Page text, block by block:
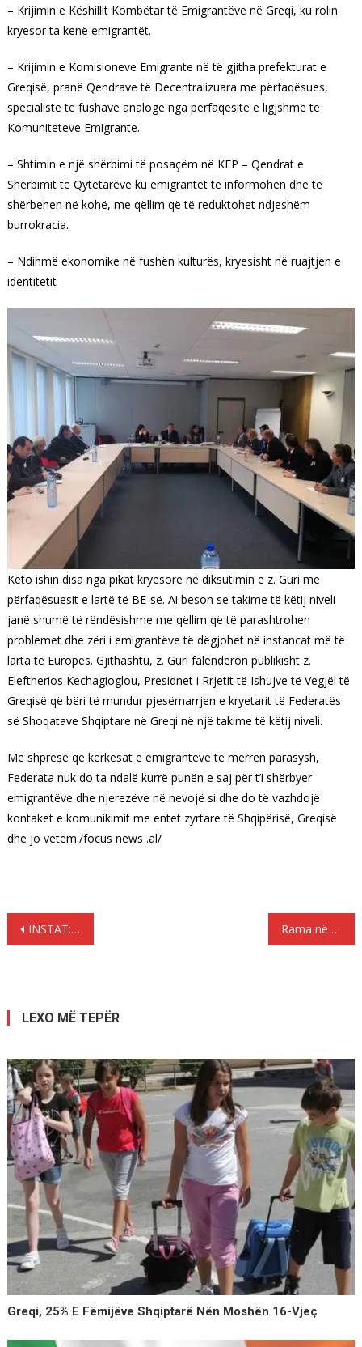
– Krijimin e Këshillit Kombëtar të Emigrantëve në Greqi, ku rolin
kryesor ta kenë emigrantët.
– Krijimin e Komisioneve Emigrante në të gjitha prefekturat e
Greqisë, pranë Qendrave të Decentralizuara me përfaqësues,
specialistë të fushave analoge nga përfaqësitë e ligjshme të
Komuniteteve Emigrante.
– Shtimin e një shërbimi të posaçëm në KEP – Qendrat e
Shërbimit të Qytetarëve ku emigrantët të informohen dhe të
shërbehen në kohë, me qëllim që të reduktohet ndjeshëm
burrokracia.
– Ndihmë ekonomike në fushën kulturës, kryesisht në ruajtjen e
identitetit
Këto ishin disa nga pikat kryesore në diksutimin e z. Guri me
përfaqësuesit e lartë të BE-së. Ai beson se takime të këtij niveli
janë shumë të rëndësishme me qëllim që të parashtrohen
problemet dhe zëri i emigrantëve të dëgjohet në instancat më të
larta të Europës. Gjithashtu, z. Guri falënderon publikisht z.
Eleftherios Kechagioglou, Presidnet i Rrjetit të Ishujve të Vegjël të
Greqisë që bëri të mundur pjesëmarrjen e kryetarit të Federatës
së Shoqatave Shqiptare në Greqi në një takime të këtij niveli.
Me shpresë që kërkesat e emigrantëve të merren parasysh,
Federata nuk do ta ndalë kurrë punën e saj për t’i shërbyer
emigrantëve dhe njerezëve në nevojë si dhe do të vazhdojë
kontaket e komunikimit me entet zyrtare të Shqipërisë, Greqisë
dhe jo vetëm./focus news .al/
Lëvizje
INSTAT: Kriza e eksporteve, nivelin më të ulët të 10 viteve të fundit Rama në Francë, merr titullin e lartë “Komandant i Legjionit të Nderit”
LEXO MË TEPËR
Greqi, 25% E Fëmijëve Shqiptarë Nën Moshën 16-Vjeç